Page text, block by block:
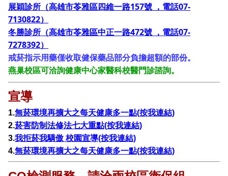
展穎診所（高雄市苓雅區四維一路157號 ，電話07-
7130822）
冬勝診所（高雄市苓雅區中正一路472號 ，電話07-
7278392）
戒菸指示用藥僅收取健保藥品部分負擔超額的部份。
燕巢校區可洽詢健康中心家醫科校醫門診諮詢。
宣導
1.無菸環境再擴大之每天健康多一點(按我連結)
2.菸害防制法修法七大重點(按我連結)
3.我拒菸我驕傲 校園宣導(按我連結)
4.無菸環境再擴大之每天健康多一點(按我連結)